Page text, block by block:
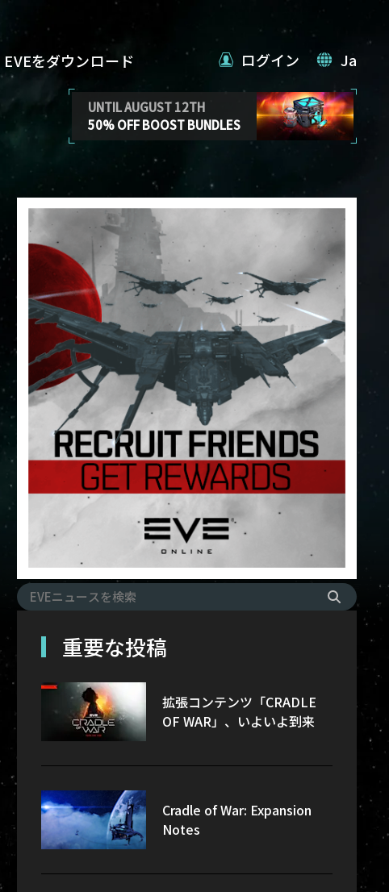
EVEをダウンロード
UNTIL AUGUST 12TH
50% OFF BOOST BUNDLES
ログイン Ja
重要な投稿
拡張コンテンツ「CRADLE
OF WAR」、いよいよ到来
Cradle of War: Expansion
Notes